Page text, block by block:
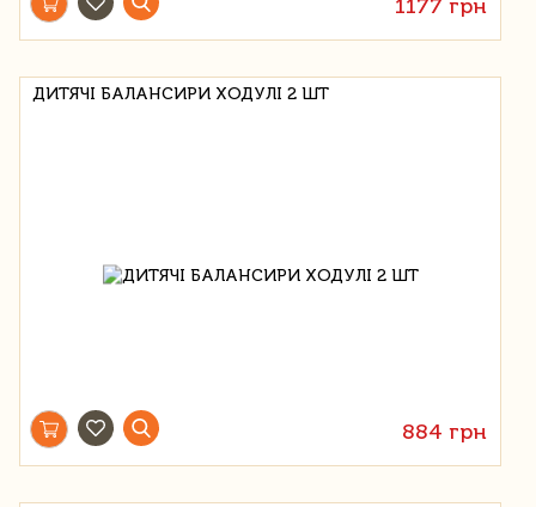
1177 грн
ДИТЯЧІ БАЛАНСИРИ ХОДУЛІ 2 ШТ
884 грн